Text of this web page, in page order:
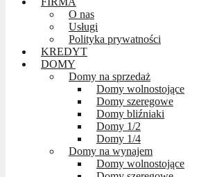
O nas
Usługi
Polityka prywatności
KREDYT
DOMY
Domy na sprzedaż
Domy wolnostojące
Domy szeregowe
Domy bliźniaki
Domy 1/2
Domy 1/4
Domy na wynajem
Domy wolnostojące